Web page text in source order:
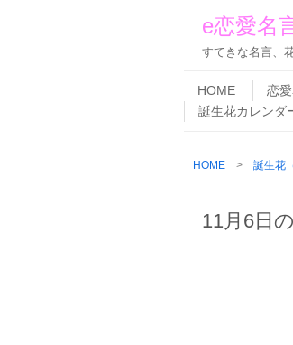
e恋愛名
すてきな名言、
Menu
Skip to content
HOME
恋
誕生花カレンダ
HOME > 誕生花
11月6日